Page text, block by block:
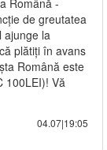
Română -
de greutatea
ajunge la
plătiți în avans
Română este
100LEI)! Vă
04.07|19:05